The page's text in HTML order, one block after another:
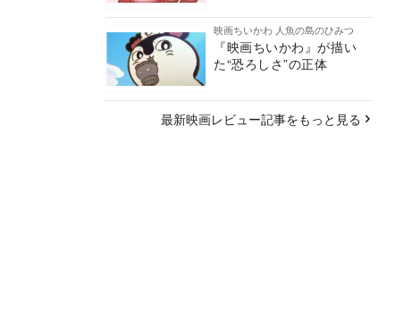
映画ちいかわ 人魚の島のひみつ
『映画ちいかわ』が描い
た“恐ろしさ”の正体
最新映画レビュー記事をもっと見る